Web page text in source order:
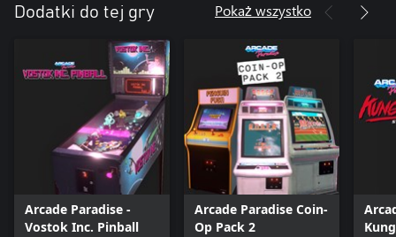
Dodatki do tej gry Pokaż wszystko
Arcade Paradise -
Vostok Inc. Pinball
Arcade Paradise Coin-
Op Pack 2